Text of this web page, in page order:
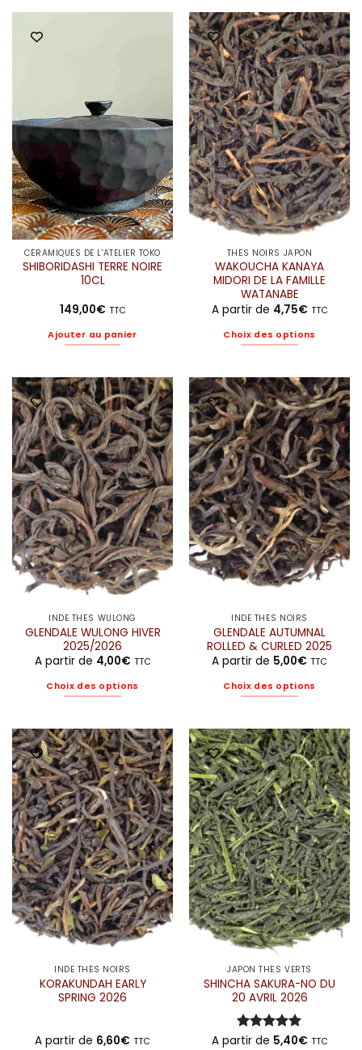
peuvent
être
choisies
sur
la
page
du
produit
CÉRAMIQUES DE L'ATELIER TOKO
SHIBORIDASHI TERRE NOIRE
10CL
149,00€ TTC
Ajouter au panier
THÉS NOIRS JAPON
WAKOUCHA KANAYA
MIDORI DE LA FAMILLE
WATANABE
A partir de 4,75€ TTC
Choix des options
a
plusieurs
variations.
Les
options
peuvent
être
choisies
sur
la
page
du
produit
INDE THÉS WULONG
GLENDALE WULONG HIVER
2025/2026
A partir de 4,00€ TTC
Choix des options
a
plusieurs
variations.
Les
options
peuvent
être
choisies
sur
la
page
du
produit
INDE THÉS NOIRS
GLENDALE AUTUMNAL
ROLLED & CURLED 2025
A partir de 5,00€ TTC
Choix des options
a
plusieurs
variations.
Les
options
peuvent
être
choisies
sur
la
page
du
produit
INDE THÉS NOIRS
KORAKUNDAH EARLY
SPRING 2026
A partir de 6,60€ TTC
JAPON THÉS VERTS
SHINCHA SAKURA-NO DU
20 AVRIL 2026
Note5sur
A partir de 5,40€ TTC